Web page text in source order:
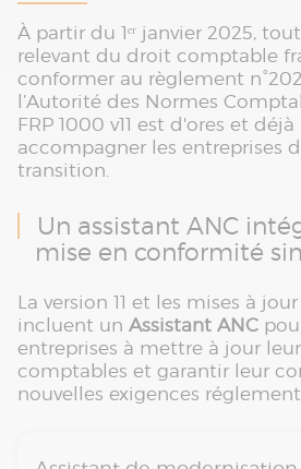
À partir du 1ᵉʳ janvier 2025,
relevant du droit comptable
conformer au règlement
l’Autorité des Normes
FRP 1000 v11 est d'ores et
accompagner les entreprises
transition.
Un assistant ANC
mise en conformité
La version 11 et les mises à
incluent un Assistant ANC
entreprises à mettre à jour
comptables et garantir leur
nouvelles exigences